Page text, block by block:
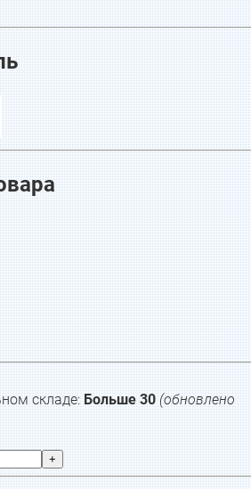
складе: Больше 30 (обновлено
+